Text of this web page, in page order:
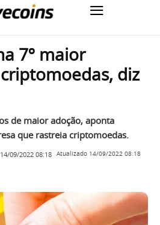
7º maior
diz
de maior adoção, aponta
que rastreia criptomoedas.
14/09/2022 08:18 Atualizado 14/09/2022 08:18